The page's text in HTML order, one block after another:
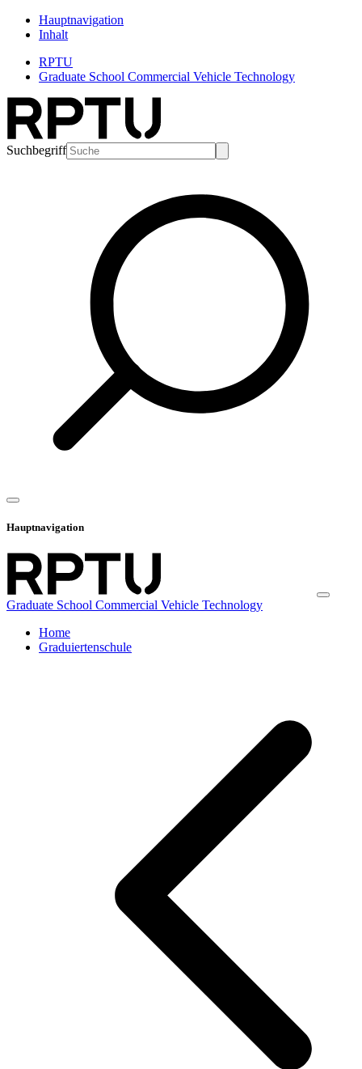
Hauptnavigation
Inhalt
RPTU
Graduate School Commercial Vehicle Technology
Suchbegriff
Hauptnavigation
Graduate School Commercial Vehicle Technology
Home
Graduiertenschule